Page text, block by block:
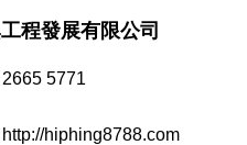
程發展有限公司
2665 5771
http://hiphing8788.com